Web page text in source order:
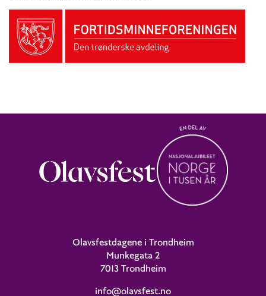
Olavsfestdagene i Trondheim
Munkegata 2
7013 Trondheim
info@olavsfest.no